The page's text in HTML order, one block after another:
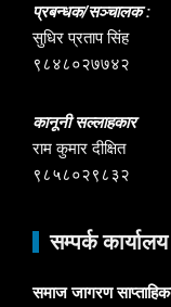
प्रबन्धक/सञ्चालक :
सुधिर प्रताप सिंह
९८४८०२७७४२
कानूनी सल्लाहकार
राम कुमार दीक्षित
९८५८०२९८३२
सम्पर्क कार्यालय
समाज जागरण